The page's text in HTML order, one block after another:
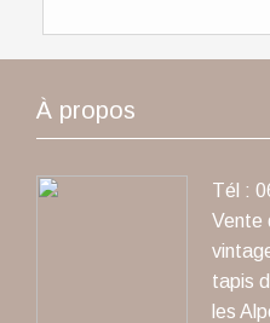
À propos
Tél :
Vente
tapis
les